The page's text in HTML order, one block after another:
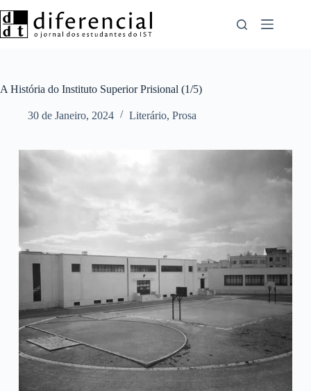
para
o
A História do Instituto Superior Prisional (1/5)
30 de Janeiro, 2024 Literário, Prosa